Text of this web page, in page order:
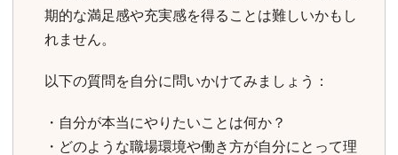
期的な満足感や充実感を得ることは難しいかもし
れません。
以下の質問を自分に問いかけてみましょう：
・自分が本当にやりたいことは何か？
・どのような職場環境や働き方が自分にとって理